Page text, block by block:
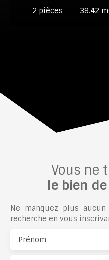
2 pièces 38.42
Vous ne
le bien
Ne manquez plus
recherche en vous
Prénom